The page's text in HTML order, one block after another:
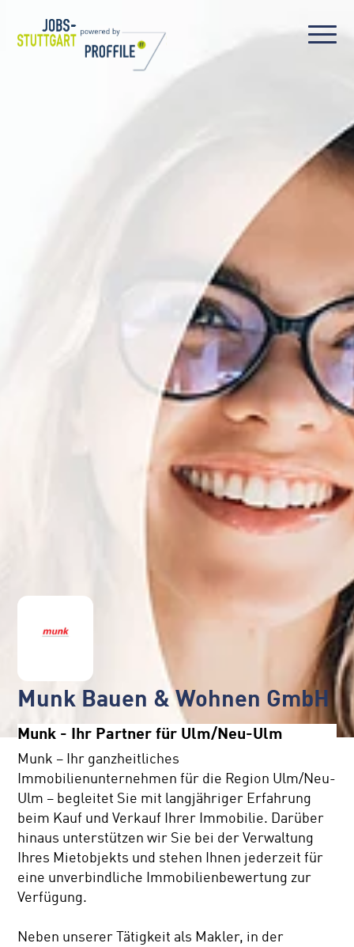
Munk Bauen & Wohnen GmbH
Munk - Ihr Partner für Ulm/Neu-Ulm
Munk – Ihr ganzheitliches
Immobilienunternehmen für die Region Ulm/Neu-
Ulm – begleitet Sie mit langjähriger Erfahrung
beim Kauf und Verkauf Ihrer Immobilie. Darüber
hinaus unterstützen wir Sie bei der Verwaltung
Ihres Mietobjekts und stehen Ihnen jederzeit für
eine unverbindliche Immobilienbewertung zur
Verfügung.
Neben unserer Tätigkeit als Makler, in der